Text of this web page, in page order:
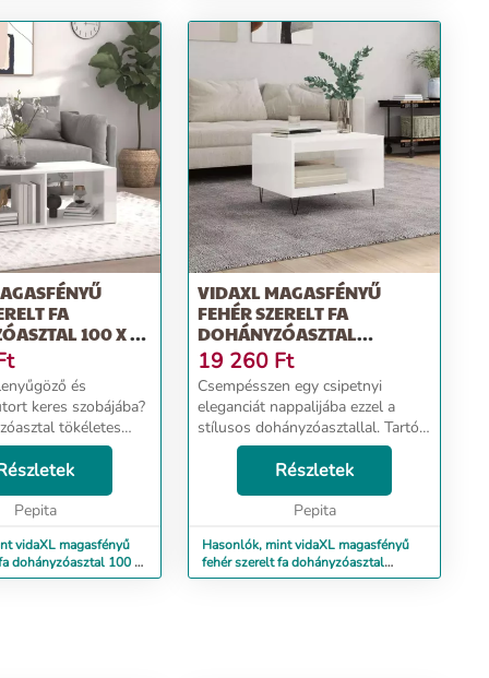
FA
100 X 50
és
keres szobájába?
tökéletes
anyag: A szerelt
sima
stabil, és ellenáll
Pepita
vidaXL magasfényű
dohányzóasztal 100 x
VIDAXL MAGASFÉNYŰ
FEHÉR SZERELT FA
DOHÁNYZÓASZTAL
60X50X40 CM
19 260 Ft
Csempésszen egy csipetnyi
eleganciát nappalijába ezzel a
stílusos dohányzóasztallal. Tartós
anyag: A szerelt fa kivételes
minőségű, sima felületű, szilárd,
stabil, és ellenáll a
nedvességnek.Bőséges ...
Részletek
Pepita
Hasonlók, mint vidaXL magasfényű
fehér szerelt fa dohányzóasztal
60x50x40 cm